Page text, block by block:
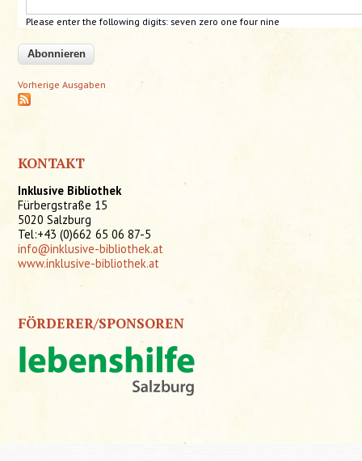
Please enter the following digits: seven zero one four nine
Vorherige Ausgaben
KONTAKT
Inklusive Bibliothek
Fürbergstraße 15
5020 Salzburg
Tel:+43 (0)662 65 06 87-5
info@inklusive-bibliothek.at
www.inklusive-bibliothek.at
FÖRDERER/SPONSOREN